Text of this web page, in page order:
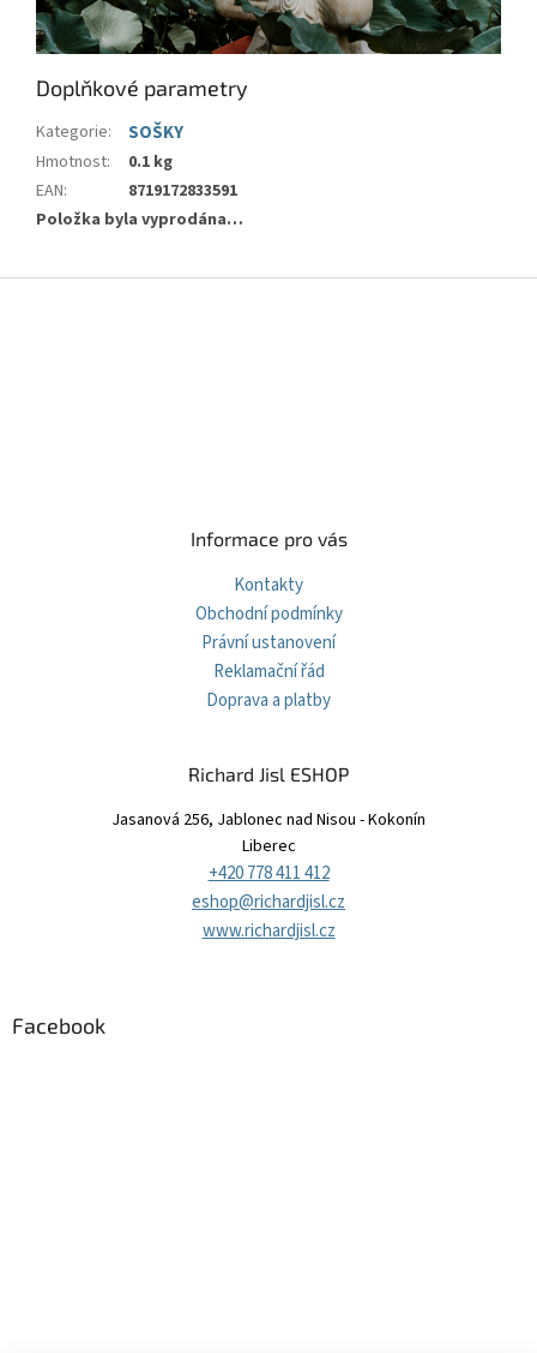
Doplňkové parametry
Kategorie: SOŠKY
Hmotnost:
0.1 kg
EAN:
8719172833591
Položka byla vyprodána…
Informace pro vás
Kontakty
Obchodní podmínky
Právní ustanovení
Reklamační řád
Doprava a platby
Richard Jisl ESHOP
Jasanová 256, Jablonec nad Nisou - Kokonín
Liberec
+420 778 411 412
eshop@richardjisl.cz
www.richardjisl.cz
Facebook